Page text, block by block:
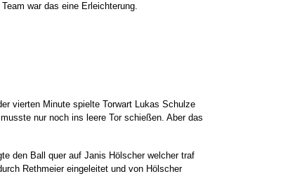
war das eine Erleichterung.
vierten Minute spielte Torwart Lukas Schulze
nur noch ins leere Tor schießen. Aber das
den Ball quer auf Janis Hölscher welcher traf
Rethmeier eingeleitet und von Hölscher